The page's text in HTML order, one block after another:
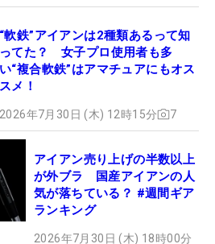
“軟鉄”アイアンは2種類あるって知
ってた？ 女子プロ使用者も多
い“複合軟鉄”はアマチュアにもオス
スメ！
2026年7月30日 (木) 12時15分 7
アイアン売り上げの半数以上
が外ブラ 国産アイアンの人
気が落ちている？ #週間ギア
ランキング
2026年7月30日 (木) 18時00分